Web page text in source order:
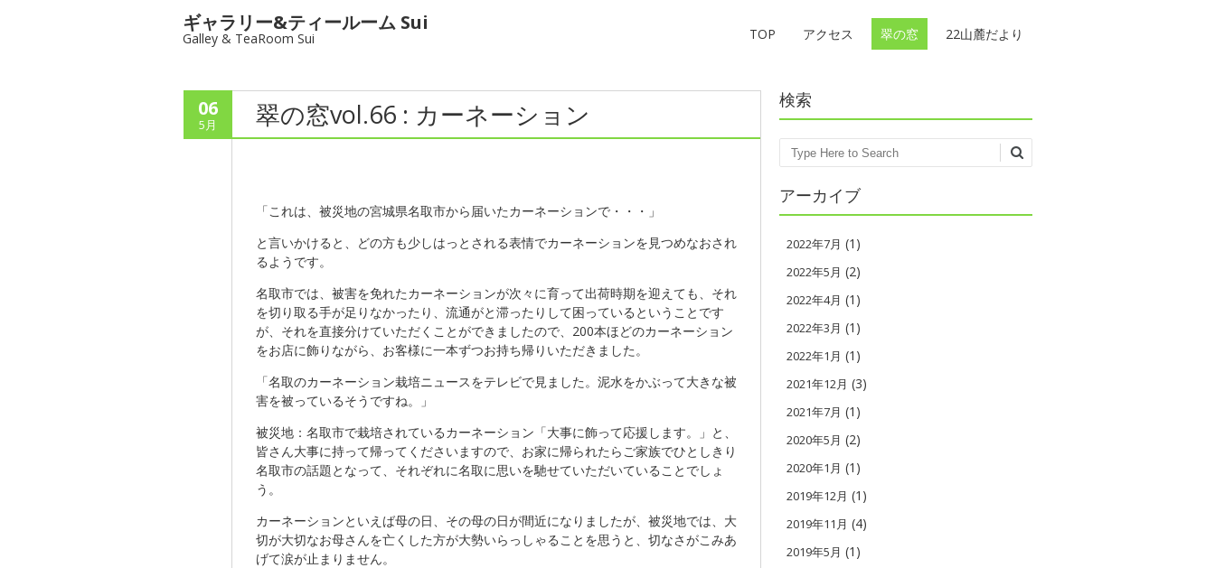
ギャラリー&ティールーム Sui
Galley & TeaRoom Sui TOP アクセス 翠の窓 22山麓だより
06
5月 翠の窓vol.66 : カーネーション
「これは、被災地の宮城県名取市から届いたカーネーションで・・・」
と言いかけると、どの方も少しはっとされる表情でカーネーションを見つめなおされ
るようです。
名取市では、被害を免れたカーネーションが次々に育って出荷時期を迎えても、それ
を切り取る手が足りなかったり、流通がと滞ったりして困っているということです
が、それを直接分けていただくことができましたので、200本ほどのカーネーション
をお店に飾りながら、お客様に一本ずつお持ち帰りいただきました。
「名取のカーネーション栽培ニュースをテレビで見ました。泥水をかぶって大きな被
害を被っているそうですね。」
被災地：名取市で栽培されているカーネーション「大事に飾って応援します。」と、
皆さん大事に持って帰ってくださいますので、お家に帰られたらご家族でひとしきり
名取市の話題となって、それぞれに名取に思いを馳せていただいていることでしょ
う。
カーネーションといえば母の日、その母の日が間近になりましたが、被災地では、大
切が大切なお母さんを亡くした方が大勢いらっしゃることを思うと、切なさがこみあ
げて涙が止まりません。
検索
Search
アーカイブ
2022年7月 (1)
2022年5月 (2)
2022年4月 (1)
2022年3月 (1)
2022年1月 (1)
2021年12月 (3)
2021年7月 (1)
2020年5月 (2)
2020年1月 (1)
2019年12月 (1)
2019年11月 (4)
2019年5月 (1)